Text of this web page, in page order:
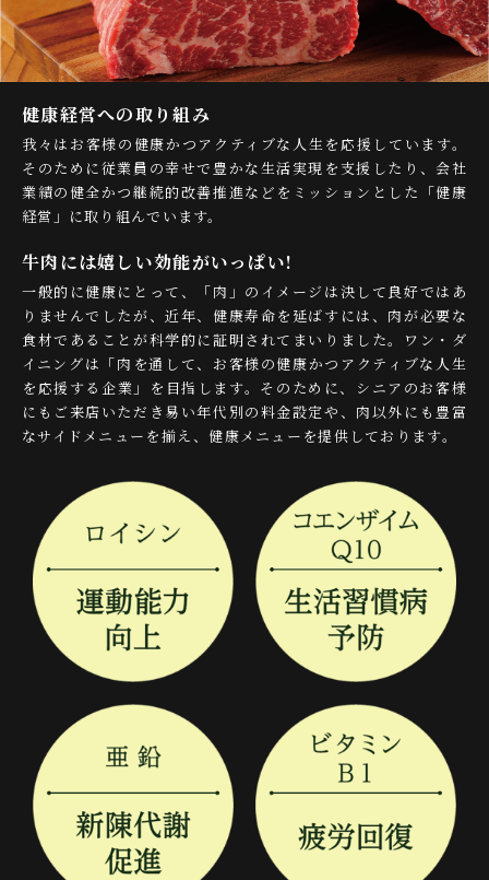
健康経営への取り組み
我々はお客様の健康かつアクティブな人生を応援しています。
そのために従業員の幸せで豊かな生活実現を支援したり、会社
業績の健全かつ継続的改善推進などをミッションとした「健康
経営」に取り組んでいます。
牛肉には嬉しい効能がいっぱい!
一般的に健康にとって、「肉」のイメージは決して良好ではあ
りませんでしたが、近年、健康寿命を延ばすには、肉が必要な
食材であることが科学的に証明されてまいりました。ワン・ダ
イニングは「肉を通して、お客様の健康かつアクティブな人生
を応援する企業」を目指します。そのために、シニアのお客様
にもご来店いただき易い年代別の料金設定や、肉以外にも豊富
なサイドメニューを揃え、健康メニューを提供しております。